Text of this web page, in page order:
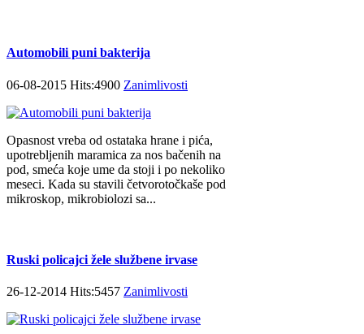
Automobili puni bakterija
06-08-2015 Hits:4900 Zanimlivosti
Opasnost vreba od ostataka hrane i pića,
upotrebljenih maramica za nos bačenih na
pod, smeća koje ume da stoji i po nekoliko
meseci. Kada su stavili četvorotočkaše pod
mikroskop, mikrobiolozi sa...
Ruski policajci žele službene irvase
26-12-2014 Hits:5457 Zanimlivosti